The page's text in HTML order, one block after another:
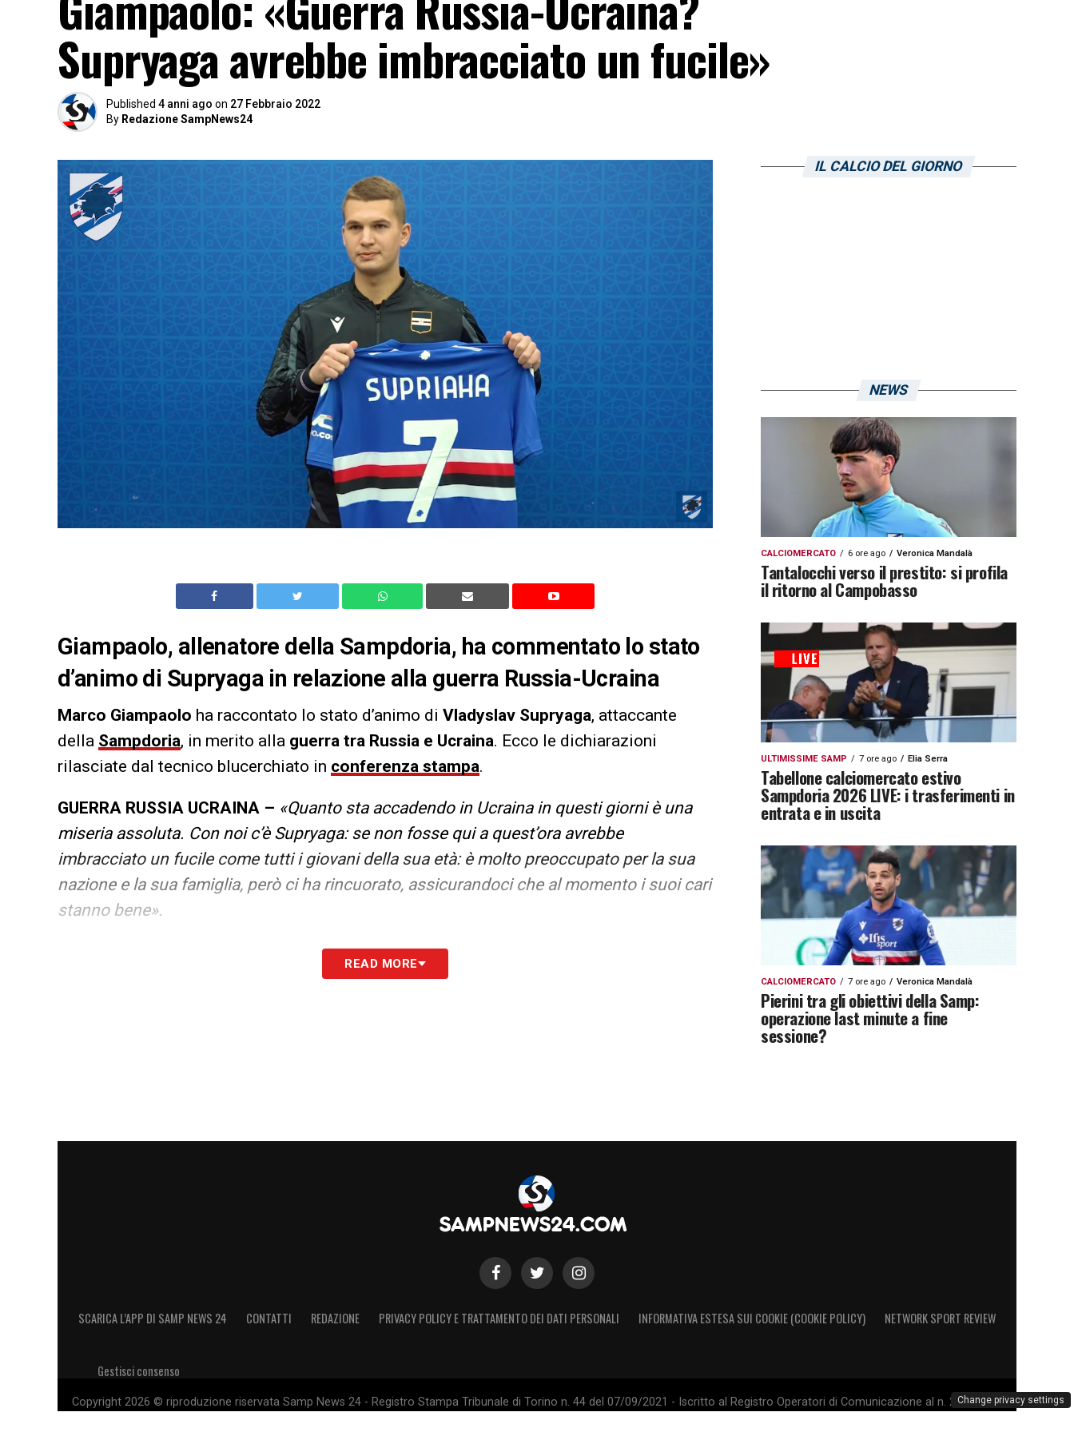
Supryaga avrebbe imbracciato un fucile»
Published 4 anni ago on 27 Febbraio 2022
By Redazione SampNews24
Giampaolo, allenatore della Sampdoria, ha commentato lo stato
d’animo di Supryaga in relazione alla guerra Russia-Ucraina
Marco Giampaolo ha raccontato lo stato d’animo di Vladyslav Supryaga, attaccante
della Sampdoria, in merito alla guerra tra Russia e Ucraina. Ecco le dichiarazioni
rilasciate dal tecnico blucerchiato in conferenza stampa.
GUERRA RUSSIA UCRAINA – «Quanto sta accadendo in Ucraina in questi giorni è una
miseria assoluta. Con noi c’è Supryaga: se non fosse qui a quest’ora avrebbe
imbracciato un fucile come tutti i giovani della sua età: è molto preoccupato per la sua
nazione e la sua famiglia, però ci ha rincuorato, assicurandoci che al momento i suoi cari
stanno bene».
LA PLAYLIST DELLE NOSTRE TOP NEWSREAD MORE
IL CALCIO DEL GIORNO
NEWS
CALCIOMERCATO 6 ore ago Veronica Mandalà
Tantalocchi verso il prestito: si profila
il ritorno al Campobasso
ULTIMISSIME SAMP 7 ore ago Elia Serra
Tabellone calciomercato estivo
Sampdoria 2026 LIVE: i trasferimenti in
entrata e in uscita
CALCIOMERCATO 7 ore ago Veronica Mandalà
Pierini tra gli obiettivi della Samp:
operazione last minute a fine
sessione?
SCARICA L’APP DI SAMP NEWS 24 CONTATTI REDAZIONE PRIVACY POLICY E TRATTAMENTO DEI DATI PERSONALI INFORMATIVA ESTESA SUI COOKIE (COOKIE POLICY) NETWORK SPORT REVIEW
Gestisci consenso
Copyright 2026 © riproduzione riservata Samp News 24 - Registro Stampa Tribunale di Torino n. 44 del 07/09/2021 - Iscritto al Registro Operatori di Comunicazione al n. 26692 - PIChange privacy settings